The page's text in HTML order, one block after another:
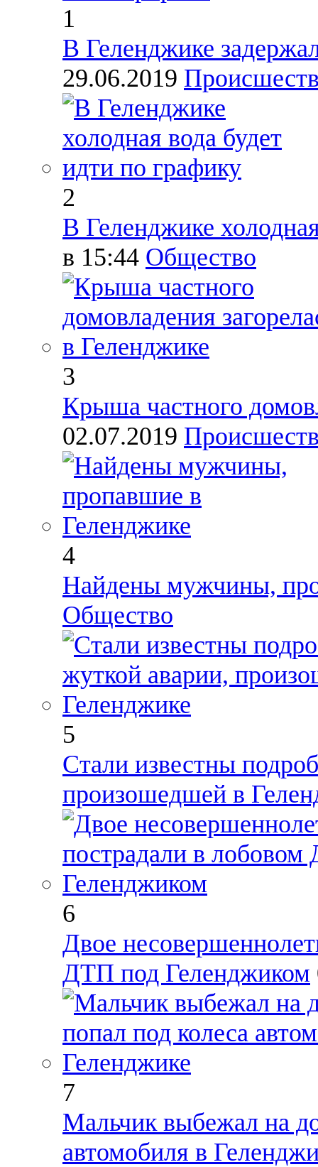
1
В Геленджике
29.06.2019
2
В Геленджике
в 15:44 Общество
3
Крыша частного
02.07.2019
4
Найдены мужчины,
Общество
5
Стали известны
произошедшей в
6
Двое
ДТП под Геленджиком
7
Мальчик выбежал на
автомобиля в